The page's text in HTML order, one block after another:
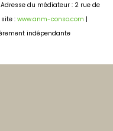
Adresse du médiateur : 2 rue de
:www.anm-conso.com |
indépendante